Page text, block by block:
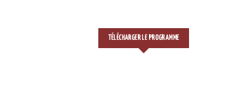
TÉLÉCHARGER LE PROGRAMME